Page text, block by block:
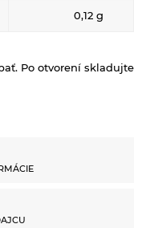
0,12 g
Po otvorení skladujte